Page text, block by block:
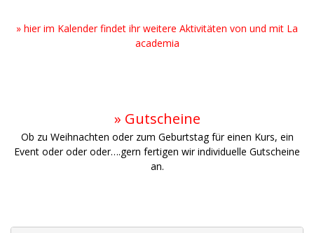
» hier im Kalender findet ihr weitere Aktivitäten von und mit La
academia
» Gutscheine
Ob zu Weihnachten oder zum Geburtstag für einen Kurs, ein
Event oder oder oder….gern fertigen wir individuelle Gutscheine
an.